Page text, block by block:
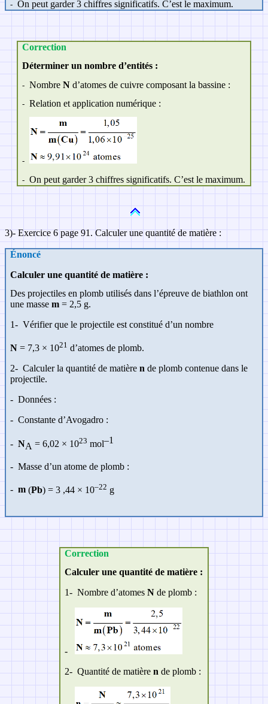
- On peut garder 3 chiffres significatifs. C’est le maximum.
Correction
Déterminer un nombre d’entités :
- NombreN d’atomes de cuivre composant la bassine :
- Relation et application numérique :
-
- On peut garder 3 chiffres significatifs. C’est le maximum.
3)- Exercice 6 page 91. Calculer une quantité de matière :
Énoncé
Calculer une quantité de matière :
Des projectiles en plomb utilisés dans l’épreuve de biathlon ont
une massem = 2,5 g.
1- Vérifier que le projectile est constitué d’un nombre
N = 7,3 × 1021 d’atomes de plomb.
2- Calculer la quantité de matièren de plomb contenue dans le
projectile.
- Données :
- Constante d’Avogadro :
- NA = 6,02 × 1023 mol–1
- Masse d’un atome de plomb :
- m (Pb) = 3 ,44 × 10–22 g
Correction
Calculer une quantité de matière :
1- Nombre d’atomesN de plomb :
-
2- Quantité de matièren de plomb :